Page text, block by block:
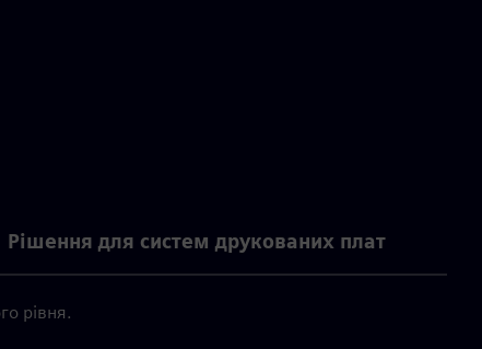
Рішення для систем друкованих плат
рівня.